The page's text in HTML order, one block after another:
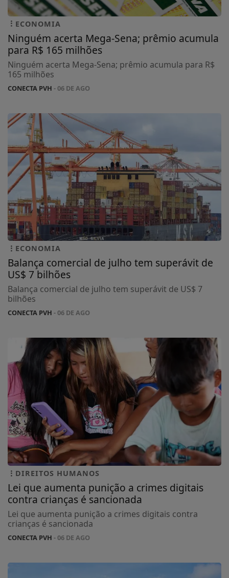
ECONOMIA
Ninguém acerta Mega-Sena; prêmio acumula
para R$ 165 milhões
Ninguém acerta Mega-Sena; prêmio acumula para R$
165 milhões
CONECTA PVH - 06 DE AGO
ECONOMIA
Balança comercial de julho tem superávit de
US$ 7 bilhões
Balança comercial de julho tem superávit de US$ 7
bilhões
CONECTA PVH - 06 DE AGO
DIREITOS HUMANOS
Lei que aumenta punição a crimes digitais
contra crianças é sancionada
Lei que aumenta punição a crimes digitais contra
crianças é sancionada
CONECTA PVH - 06 DE AGO